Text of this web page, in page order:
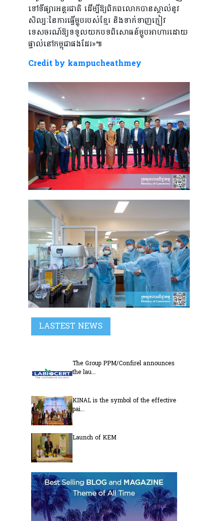
ទៅទីផ្សារអន្តរជាតិ ដើម្បីឱ្យពិភពលោកបានស្គាល់នូវ
សិល្បៈនៃការធ្វើម្ហូបរបស់ខ្មែរ និងទាក់ទាញភ្ញៀវ
ទេសចរណ៍ឱ្យទទួលយកបទពិសោធន៍ម្ហូបអាហារដោយ
ផ្ទាល់នៅកម្ពុជាផងដែរ»៕​
Credit by kampucheathmey
LASTEST NEWS
The Group PPM/Confirel announces
the lau...
KINAL is the symbol of the effective
pai...
Launch of KEM